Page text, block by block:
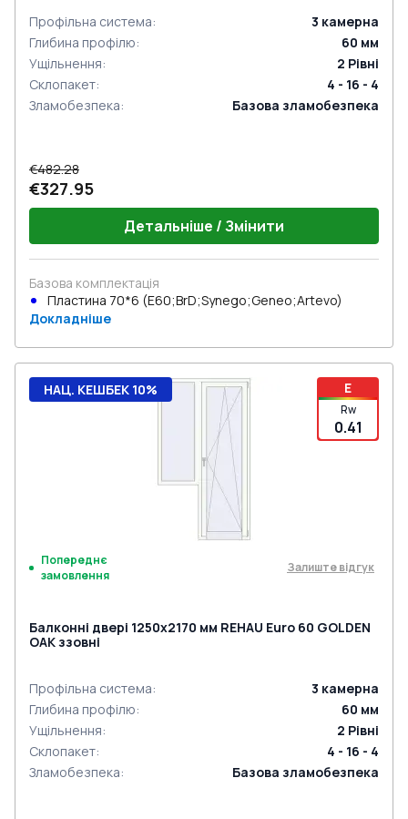
Профільна система: 3 камерна
Глибина профілю: 60 мм
Ущільнення: 2 Рівні
Склопакет:
4 - 16 - 4
Зламобезпека: Базова зламобезпека
€482.28
€327.95
Детальніше / Змінити
Базова комплектація
Пластина 70*6 (E60;BrD;Synego;Geneo;Artevo)
Докладніше
E
Rw
0.41
НАЦ. КЕШБЕК 10%
Попереднє
замовлення
Залиште відгук
Балконні двері 1250x2170 мм REHAU Euro 60 GOLDEN
OAK ззовні
Профільна система: 3 камерна
Глибина профілю: 60 мм
Ущільнення: 2 Рівні
Склопакет:
4 - 16 - 4
Зламобезпека: Базова зламобезпека